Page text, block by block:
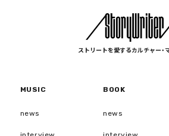
ストリートを愛するカルチャー・
MUSIC
news
BOOK
news